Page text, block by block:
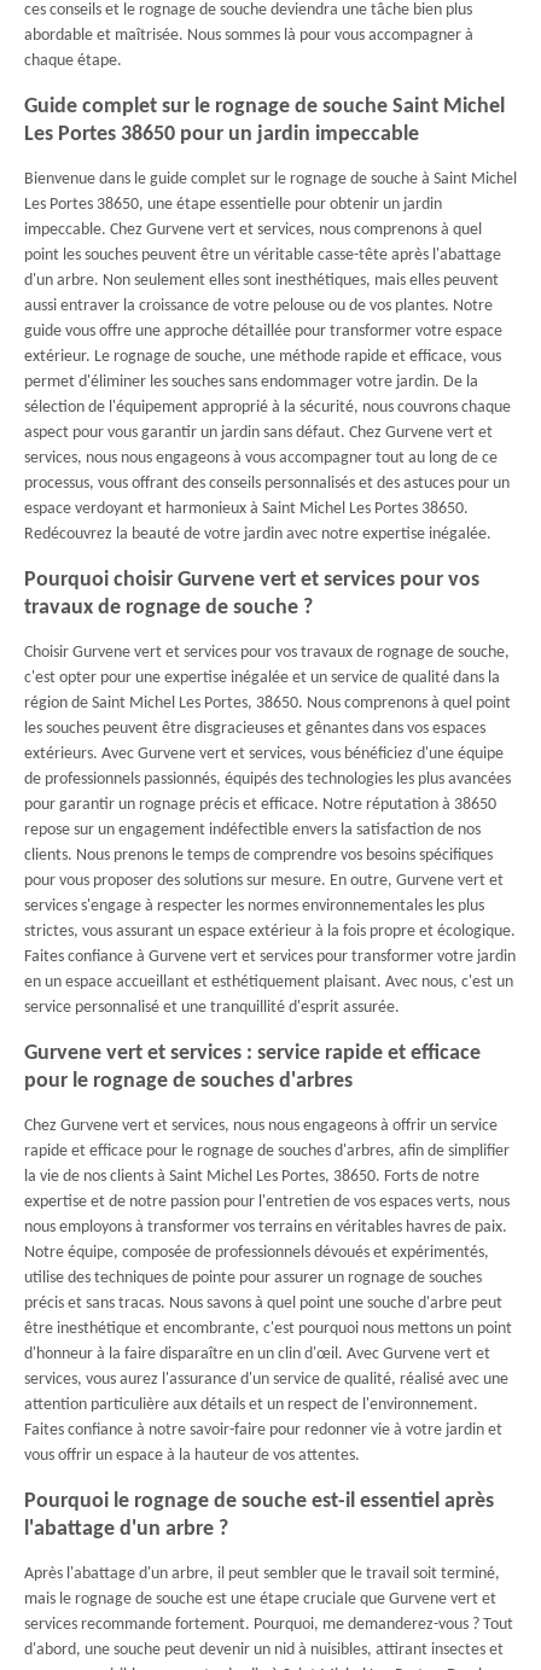
ces conseils et le rognage de souche deviendra une tâche bien plus
abordable et maîtrisée. Nous sommes là pour vous accompagner à
chaque étape.
Guide complet sur le rognage de souche Saint Michel
Les Portes 38650 pour un jardin impeccable
Bienvenue dans le guide complet sur le rognage de souche à Saint Michel
Les Portes 38650, une étape essentielle pour obtenir un jardin
impeccable. Chez Gurvene vert et services, nous comprenons à quel
point les souches peuvent être un véritable casse-tête après l'abattage
d'un arbre. Non seulement elles sont inesthétiques, mais elles peuvent
aussi entraver la croissance de votre pelouse ou de vos plantes. Notre
guide vous offre une approche détaillée pour transformer votre espace
extérieur. Le rognage de souche, une méthode rapide et efficace, vous
permet d'éliminer les souches sans endommager votre jardin. De la
sélection de l'équipement approprié à la sécurité, nous couvrons chaque
aspect pour vous garantir un jardin sans défaut. Chez Gurvene vert et
services, nous nous engageons à vous accompagner tout au long de ce
processus, vous offrant des conseils personnalisés et des astuces pour un
espace verdoyant et harmonieux à Saint Michel Les Portes 38650.
Redécouvrez la beauté de votre jardin avec notre expertise inégalée.
Pourquoi choisir Gurvene vert et services pour vos
travaux de rognage de souche ?
Choisir Gurvene vert et services pour vos travaux de rognage de souche,
c'est opter pour une expertise inégalée et un service de qualité dans la
région de Saint Michel Les Portes, 38650. Nous comprenons à quel point
les souches peuvent être disgracieuses et gênantes dans vos espaces
extérieurs. Avec Gurvene vert et services, vous bénéficiez d'une équipe
de professionnels passionnés, équipés des technologies les plus avancées
pour garantir un rognage précis et efficace. Notre réputation à 38650
repose sur un engagement indéfectible envers la satisfaction de nos
clients. Nous prenons le temps de comprendre vos besoins spécifiques
pour vous proposer des solutions sur mesure. En outre, Gurvene vert et
services s'engage à respecter les normes environnementales les plus
strictes, vous assurant un espace extérieur à la fois propre et écologique.
Faites confiance à Gurvene vert et services pour transformer votre jardin
en un espace accueillant et esthétiquement plaisant. Avec nous, c'est un
service personnalisé et une tranquillité d'esprit assurée.
Gurvene vert et services : service rapide et efficace
pour le rognage de souches d'arbres
Chez Gurvene vert et services, nous nous engageons à offrir un service
rapide et efficace pour le rognage de souches d'arbres, afin de simplifier
la vie de nos clients à Saint Michel Les Portes, 38650. Forts de notre
expertise et de notre passion pour l'entretien de vos espaces verts, nous
nous employons à transformer vos terrains en véritables havres de paix.
Notre équipe, composée de professionnels dévoués et expérimentés,
utilise des techniques de pointe pour assurer un rognage de souches
précis et sans tracas. Nous savons à quel point une souche d'arbre peut
être inesthétique et encombrante, c'est pourquoi nous mettons un point
d'honneur à la faire disparaître en un clin d'œil. Avec Gurvene vert et
services, vous aurez l'assurance d'un service de qualité, réalisé avec une
attention particulière aux détails et un respect de l'environnement.
Faites confiance à notre savoir-faire pour redonner vie à votre jardin et
vous offrir un espace à la hauteur de vos attentes.
Pourquoi le rognage de souche est-il essentiel après
l'abattage d'un arbre ?
Après l'abattage d'un arbre, il peut sembler que le travail soit terminé,
mais le rognage de souche est une étape cruciale que Gurvene vert et
services recommande fortement. Pourquoi, me demanderez-vous ? Tout
d'abord, une souche peut devenir un nid à nuisibles, attirant insectes et